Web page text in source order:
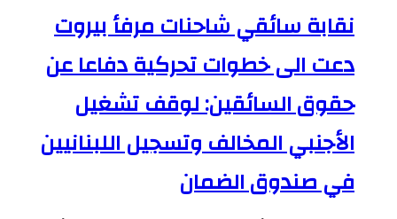
نقابة سائقي شاحنات مرفأ بيروت
دعت الى خطوات تحركية دفاعا عن
حقوق السائقين: لوقف تشغيل
الأجنبي المخالف وتسجيل اللبنانيين
في صندوق الضمان